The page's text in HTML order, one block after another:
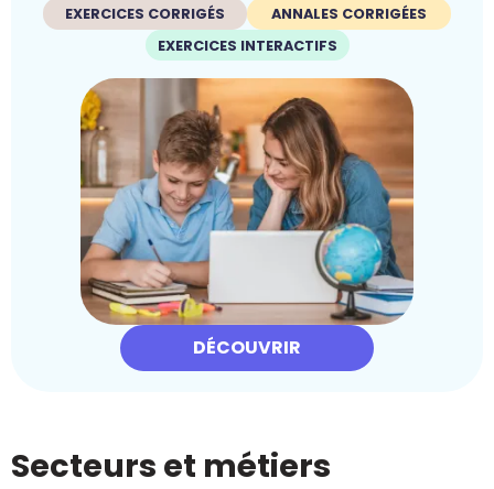
EXERCICES CORRIGÉS
ANNALES CORRIGÉES
EXERCICES INTERACTIFS
DÉCOUVRIR
Secteurs et métiers